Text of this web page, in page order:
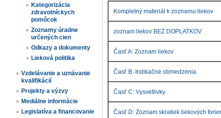
Kategorizácia
zdravotníckych
pomôcok
Zoznamy úradne
určených cien​
Odkazy a dokumenty
Lieková politika
Vzdelávanie a uznávanie
kvalifikácií
Projekty a výzvy
Mediálne informácie
Legislatíva a financovanie
Kompletný materiál k zoznamu liekov
zoznam liekov BEZ DOPLATKOV
Časť A: Zoznam liekov
Časť B: Indikačné obmedzenia
Časť C: Vysvetlivky
Časť D: Zoznam skratiek liekových